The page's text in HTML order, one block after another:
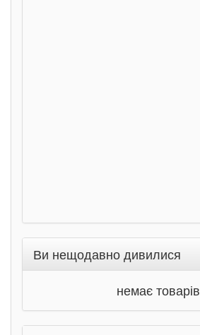
Ви нещодавно дивилися
немає товарів